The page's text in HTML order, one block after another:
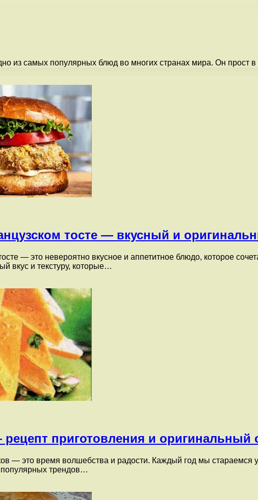
из самых популярных блюд во многих странах мира. Он прост
тосте — вкусный и
— это невероятно вкусное и аппетитное блюдо, которое
вкус и текстуру, которые…
приготовления и оригинальный
— это время волшебства и радости. Каждый год мы стараемся
трендов…